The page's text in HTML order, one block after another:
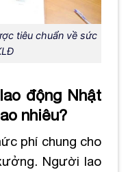
tiêu chuẩn về sức
động Nhật
nhiêu?
phí chung cho
Người lao